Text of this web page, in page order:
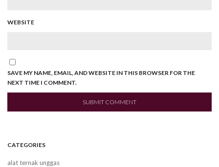
WEBSITE
SAVE MY NAME, EMAIL, AND WEBSITE IN THIS BROWSER FOR THE
NEXT TIME I COMMENT.
CATEGORIES
alat ternak unggas